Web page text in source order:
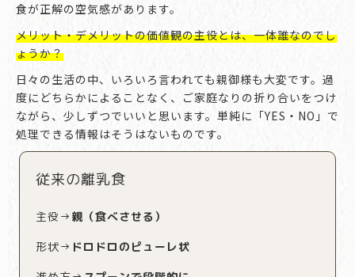
食が正解の空気感があります。
メリット・デメリットの価値観の主役とは、一体誰なのでし
ょうか？
日々の生活の中、いろいろ言われても親御様も大変です。過
度にどちらかによることなく、ご家庭なりの折り合いをつけ
ながら、少しずつでいいと思います。単純に「YES・NO」で
処理できる情報はそうはないものです。
従来の離乳食
主役→ 親（食べさせる）
形状→ ドロドロのピューレ状